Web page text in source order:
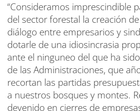
“Consideramos imprescindible
del sector forestal la creación
diálogo entre empresarios y
dotarle de una idiosincrasia
ante el ninguneo del que ha
de las Administraciones, que
recortan las partidas
a nuestros bosques y montes.
devenido en cierres de